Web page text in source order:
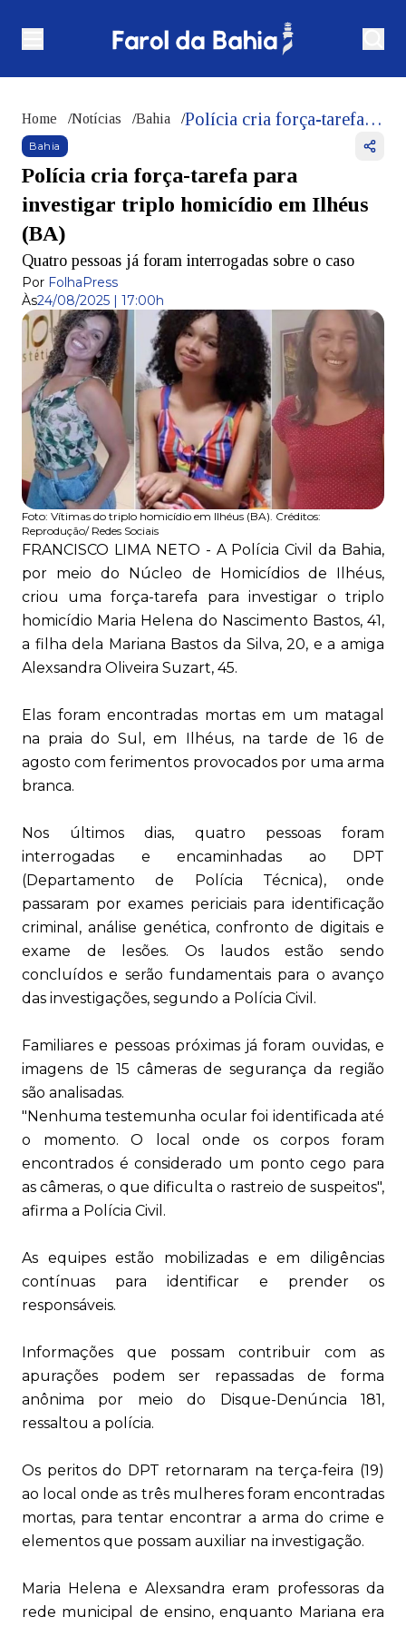
Home /Notícias /Bahia / Polícia cria força-tarefa para investigar triplo homicídio em Ilhéus (BA)
Bahia
Polícia cria força-tarefa para
investigar triplo homicídio em Ilhéus
(BA)
Quatro pessoas já foram interrogadas sobre o caso
Por FolhaPress
Às24/08/2025 | 17:00h
Foto: Vítimas do triplo homicídio em Ilhéus (BA). Créditos:
Reprodução/ Redes Sociais
FRANCISCO LIMA NETO - A Polícia Civil da Bahia,
por meio do Núcleo de Homicídios de Ilhéus,
criou uma força-tarefa para investigar o triplo
homicídio Maria Helena do Nascimento Bastos, 41,
a filha dela Mariana Bastos da Silva, 20, e a amiga
Alexsandra Oliveira Suzart, 45.
Elas foram encontradas mortas em um matagal
na praia do Sul, em Ilhéus, na tarde de 16 de
agosto com ferimentos provocados por uma arma
branca.
Nos últimos dias, quatro pessoas foram
interrogadas e encaminhadas ao DPT
(Departamento de Polícia Técnica), onde
passaram por exames periciais para identificação
criminal, análise genética, confronto de digitais e
exame de lesões. Os laudos estão sendo
concluídos e serão fundamentais para o avanço
das investigações, segundo a Polícia Civil.
Familiares e pessoas próximas já foram ouvidas, e
imagens de 15 câmeras de segurança da região
são analisadas.
"Nenhuma testemunha ocular foi identificada até
o momento. O local onde os corpos foram
encontrados é considerado um ponto cego para
as câmeras, o que dificulta o rastreio de suspeitos",
afirma a Polícia Civil.
As equipes estão mobilizadas e em diligências
contínuas para identificar e prender os
responsáveis.
Informações que possam contribuir com as
apurações podem ser repassadas de forma
anônima por meio do Disque-Denúncia 181,
ressaltou a polícia.
Os peritos do DPT retornaram na terça-feira (19)
ao local onde as três mulheres foram encontradas
mortas, para tentar encontrar a arma do crime e
elementos que possam auxiliar na investigação.
Maria Helena e Alexsandra eram professoras da
rede municipal de ensino, enquanto Mariana era